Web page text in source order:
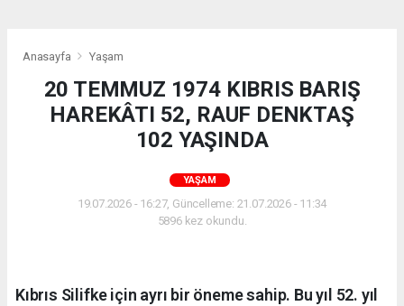
Anasayfa Yaşam
20 TEMMUZ 1974 KIBRIS BARIŞ
HAREKÂTI 52, RAUF DENKTAŞ
102 YAŞINDA
YAŞAM
19.07.2026 - 16:27, Güncelleme: 21.07.2026 - 11:34
5896 kez okundu.
Kıbrıs Silifke için ayrı bir öneme sahip. Bu yıl 52. yıl